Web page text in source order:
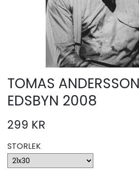
TOMAS
EDSBYN 2008
299 KR
STORLEK